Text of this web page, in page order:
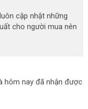
cập nhật những
cho người mua nên
hôm nay đã nhận được